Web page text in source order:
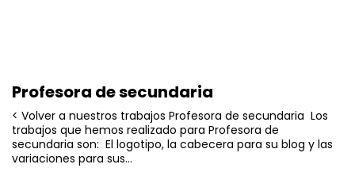
Profesora de secundaria
< Volver a nuestros trabajos Profesora de secundaria Los
trabajos que hemos realizado para Profesora de
secundaria son: El logotipo, la cabecera para su blog y las
variaciones para sus…